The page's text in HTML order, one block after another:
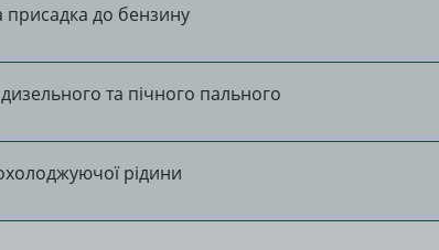
ФАЙЛИ COOKIE
присадка до бензину
та пічного пального
рідини